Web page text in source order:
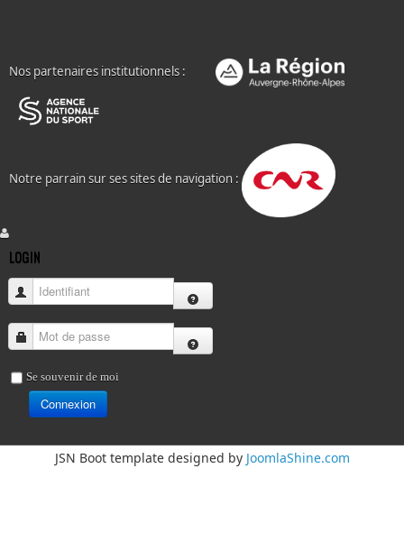
Nos partenaires institutionnels :
Notre parrain sur ses sites de navigation :
LOGIN
Identifiant
Mot de passe
Se souvenir de moi
Connexion
JSN Boot template designed by JoomlaShine.com